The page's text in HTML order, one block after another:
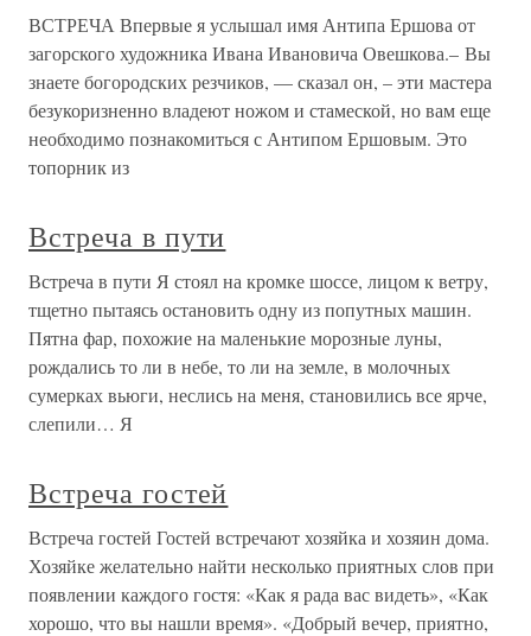
ВСТРЕЧА Впервые я услышал имя Антипа Ершова от
загорского художника Ивана Ивановича Овешкова.– Вы
знаете богородских резчиков, — сказал он, – эти мастера
безукоризненно владеют ножом и стамеской, но вам еще
необходимо познакомиться с Антипом Ершовым. Это
топорник из
Встреча в пути
Встреча в пути Я стоял на кромке шоссе, лицом к ветру,
тщетно пытаясь остановить одну из попутных машин.
Пятна фар, похожие на маленькие морозные луны,
рождались то ли в небе, то ли на земле, в молочных
сумерках вьюги, неслись на меня, становились все ярче,
слепили… Я
Встреча гостей
Встреча гостей Гостей встречают хозяйка и хозяин дома.
Хозяйке желательно найти несколько приятных слов при
появлении каждого гостя: «Как я рада вас видеть», «Как
хорошо, что вы нашли время». «Добрый вечер, приятно,